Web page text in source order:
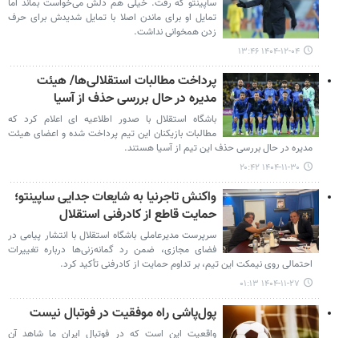
ساپینتو که رفت. خیلی هم دلش می‌خواست بماند اما
تمایل او برای ماندن اصلا با تمایل شدیدش برای حرف
زدن همخوانی نداشت.
۱۴۰۴-۱۲-۰۴ ۱۳:۴۶
پرداخت مطالبات استقلالی‌ها/ هیئت
مدیره در حال بررسی حذف از آسیا
باشگاه استقلال با صدور اطلاعیه ای اعلام کرد که
مطالبات بازیکنان این تیم پرداخت شده و اعضای هیئت
مدیره در حال بررسی حذف این تیم از آسیا هستند.
۱۴۰۴-۱۱-۳۰ ۲۰:۴۲
واکنش تاجرنیا به شایعات جدایی ساپینتو؛
حمایت قاطع از کادرفنی استقلال
سرپرست مدیرعاملی باشگاه استقلال با انتشار پیامی در
فضای مجازی، ضمن رد گمانه‌زنی‌ها درباره تغییرات
احتمالی روی نیمکت این تیم، بر تداوم حمایت از کادرفنی تأکید کرد.
۱۴۰۴-۱۱-۲۷ ۰۱:۱۳
پول‌پاشی راه موفقیت در فوتبال نیست
واقعیت این است که در فوتبال ایران ما شاهد آن